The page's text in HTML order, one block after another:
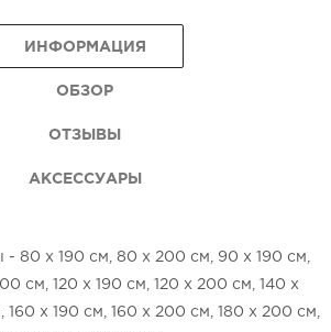
ИНФОРМАЦИЯ
ОБЗОР
ОТЗЫВЫ
АКСЕССУАРЫ
80 x 190 см, 80 x 200 см, 90 x 190 см,
см, 120 x 190 см, 120 x 200 см, 140 x
160 x 190 см, 160 x 200 см, 180 x 200 см,